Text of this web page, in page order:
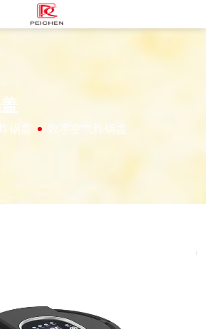
锅盖 / 数字空气炸锅盖